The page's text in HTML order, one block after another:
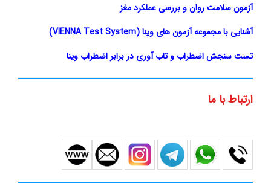
آزمون سلامت روان و بررسی عملکرد مغز
آشنایی با مجموعه آزمون های وینا (VIENNA Test System)
تست سنجش اضطراب و تاب آوری در برابر اضطراب وینا
ارتباط با ما